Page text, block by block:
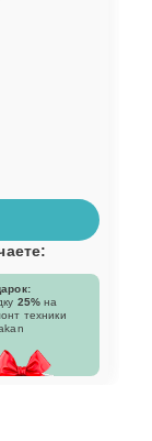
25% на
техники